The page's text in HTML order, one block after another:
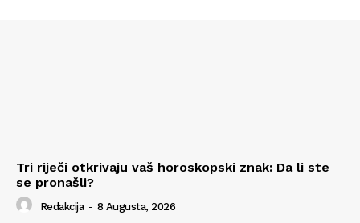
Tri riječi otkrivaju vaš horoskopski znak: Da li ste
se pronašli?
Redakcija - 8 Augusta, 2026